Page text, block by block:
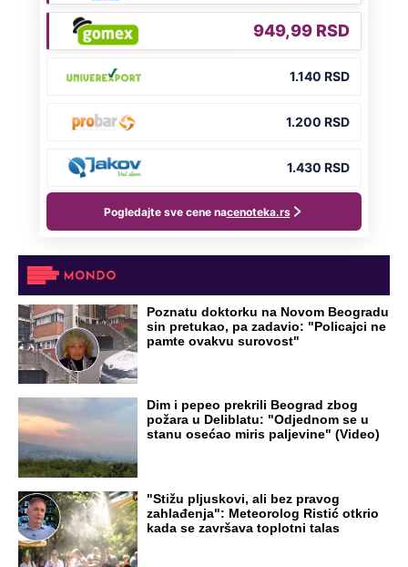
Poznatu doktorku na Novom Beogradu
sin pretukao, pa zadavio: "Policajci ne
pamte ovakvu surovost"
Dim i pepeo prekrili Beograd zbog
požara u Deliblatu: "Odjednom se u
stanu osećao miris paljevine" (Video)
"Stižu pljuskovi, ali bez pravog
zahlađenja": Meteorolog Ristić otkrio
kada se završava toplotni talas